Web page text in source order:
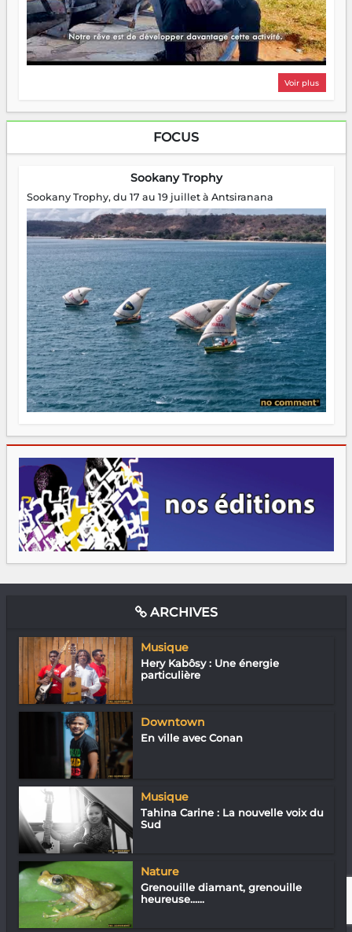
Voir plus
FOCUS
Sookany Trophy
Sookany Trophy, du 17 au 19 juillet à Antsiranana
ARCHIVES
Musique
Hery Kabôsy : Une énergie
particulière
Downtown
En ville avec Conan
Musique
Tahina Carine : La nouvelle voix du
Sud
Nature
Grenouille diamant, grenouille
heureuse…...